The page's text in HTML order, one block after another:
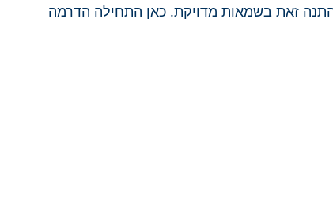
זאת בשמאות מדויקת. כאן התחילה הדרמה